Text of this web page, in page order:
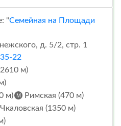
"Семейная на Площади
д. 5/2, стр. 1
22
м)
м)
Римская (470 м)
Чкаловская (1350 м)